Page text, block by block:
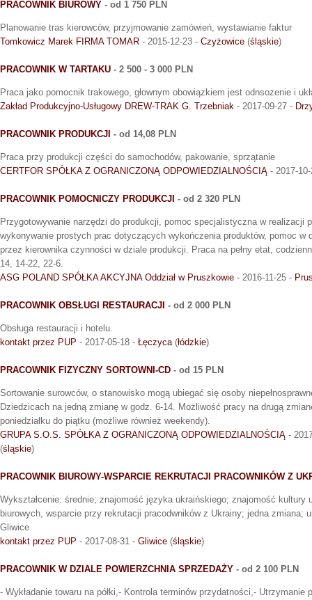
PRACOWNIK BIUROWY - od 1 750 PLN
Planowanie tras kierowców, przyjmowanie zamówień, wystawianie faktur
Tomkowicz Marek FIRMA TOMAR - 2015-12-23 - Czyżowice (śląskie)
PRACOWNIK W TARTAKU - 2 500 - 3 000 PLN
Praca jako pomocnik trakowego, głownym obowiązkiem jest odnsozenie i
Zakład Produkcyjno-Usługowy DREW-TRAK G. Trzebniak - 2017-09-27 -
PRACOWNIK PRODUKCJI - od 14,08 PLN
Praca przy produkcji części do samochodów, pakowanie, sprzątanie
CERTFOR SPÓŁKA Z OGRANICZONĄ ODPOWIEDZIALNOŚCIĄ - 2017-
PRACOWNIK POMOCNICZY PRODUKCJI - od 2 320 PLN
Przygotowywanie narzędzi do produkcji, pomoc specjalistyczna w realizacji
wykonywanie prostych prac dotyczących wykończenia produktów, pomoc w
przez kierownika czynności w dziale produkcji. Praca na pełny etat,
14, 14-22, 22-6.
ASG POLAND SPÓŁKA AKCYJNA Oddział w Pruszkowie - 2016-11-25 -
PRACOWNIK OBSŁUGI RESTAURACJI - od 2 000 PLN
Obsługa restauracji i hotelu.
kontakt przez PUP - 2017-05-18 - Łęczyca(łódzkie)
PRACOWNIK FIZYCZNY SORTOWNI-CD - od 15 PLN
Sortowanie surowców, o stanowisko mogą ubiegać się osoby
Dziedzicach na jedną zmianę w godz. 6-14. Możliwość pracy na drugą
poniedziałku do piątku (możliwe również weekendy).
GRUPA S.O.S. SPÓŁKA Z OGRANICZONĄ ODPOWIEDZIALNOŚCIĄ -
(śląskie)
PRACOWNIK BIUROWY-WSPARCIE REKRUTACJI PRACOWNIKÓW Z
Wykształcenie: średnie; znajomość języka ukraińskiego; znajomość kultury
biurowych, wsparcie przy rekrutacji pracodwników z Ukrainy; jedna zmiana;
Gliwice
kontakt przez PUP - 2017-08-31 - Gliwice (śląskie)
PRACOWNIK W DZIALE POWIERZCHNIA SPRZEDAŻY - od 2 100 PLN
- Wykładanie towaru na półki,- Kontrola terminów przydatności,-